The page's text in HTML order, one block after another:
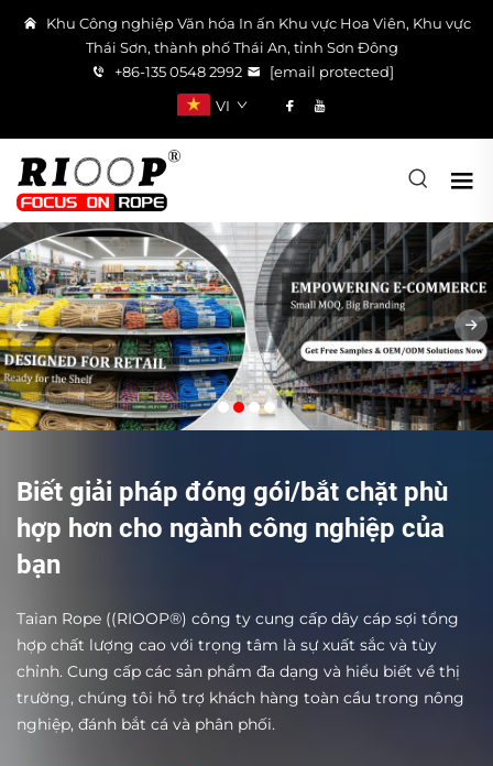
Khu Công nghiệp Văn hóa In ấn Khu vực Hoa Viên, Khu vực
Thái Sơn, thành phố Thái An, tỉnh Sơn Đông
+86-135 0548 2992
[email protected]
VI
Biết giải pháp đóng gói/bắt chặt phù
hợp hơn cho ngành công nghiệp của
bạn
Taian Rope ((RIOOP®) công ty cung cấp dây cáp sợi tổng
hợp chất lượng cao với trọng tâm là sự xuất sắc và tùy
chỉnh. Cung cấp các sản phẩm đa dạng và hiểu biết về thị
trường, chúng tôi hỗ trợ khách hàng toàn cầu trong nông
nghiệp, đánh bắt cá và phân phối.